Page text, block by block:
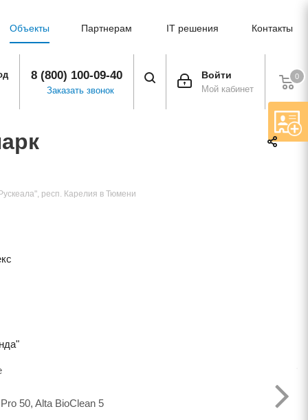
Объекты Партнерам IT решения Контакты
0
Войти
Мой кабинет
8 (800) 100-09-40
Заказать звонок
респ. Карелия в Тюмени
50, Alta BioClean 5